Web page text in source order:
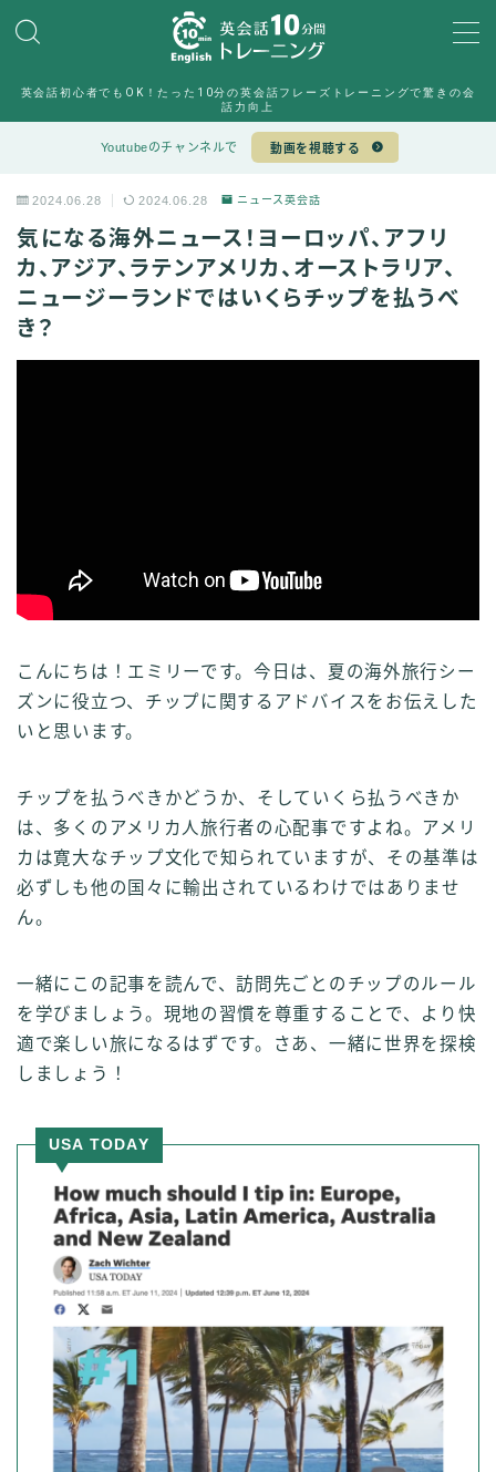
英会話初心者でもOK！たった10分の英会話フレーズトレーニングで驚きの会
話力向上
10min English運営チーム
Sample Page
デモプリセット記事 #6
プライバシーポリシー
プライバシーポリシー
利用規約／特定商取引法に基づく表記
有料記事の決済完了ページ
特定商取引法に基づく表記
運営者情報
Youtubeのチャンネルで 動画を視聴する
2024.06.28 2024.06.28 ニュース英会話
気になる海外ニュース！ヨーロッパ、アフリ
カ、アジア、ラテンアメリカ、オーストラリア、
ニュージーランドではいくらチップを払うべ
き？
こんにちは！エミリーです。今日は、夏の海外旅行シー
ズンに役立つ、チップに関するアドバイスをお伝えした
いと思います。
チップを払うべきかどうか、そしていくら払うべきか
は、多くのアメリカ人旅行者の心配事ですよね。アメリ
カは寛大なチップ文化で知られていますが、その基準は
必ずしも他の国々に輸出されているわけではありませ
ん。
一緒にこの記事を読んで、訪問先ごとのチップのルール
を学びましょう。現地の習慣を尊重することで、より快
適で楽しい旅になるはずです。さあ、一緒に世界を探検
しましょう！
USA TODAY